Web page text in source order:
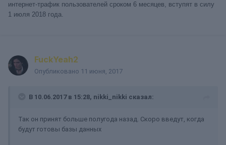
интернет-трафик пользователей сроком 6 месяцев, вступят в силу
1 июля 2018 года.
FuckYeah2
Опубликовано 11 июня, 2017
В 10.06.2017 в 15:28, nikki_nikki сказал:
Так он принят больше полугода назад. Скоро введут, когда
будут готовы базы данных